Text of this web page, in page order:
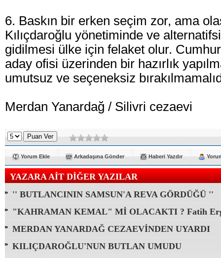
6. Baskın bir erken seçim zor, ama
Kılıçdaroğlu yönetiminde ve
gidilmesi ülke için felaket olur.
aday ofisi üzerinden bir hazırlık
umutsuz ve seçeneksiz
Merdan Yanardağ / Silivri cezaevi
Yorum Ekle Arkadaşına Gönder Haberi Yazdır
YAZARA AİT DİĞER YAZILAR
'' BUTLANCININ SAMSUN'A REVA GÖRDÜĞÜ ''
"KAHRAMAN KEMAL" Mİ OLACAKTI ? Fatih
MERDAN YANARDAĞ CEZAEVİNDEN UYARDI
KILIÇDAROĞLU'NUN BUTLAN UMUDU